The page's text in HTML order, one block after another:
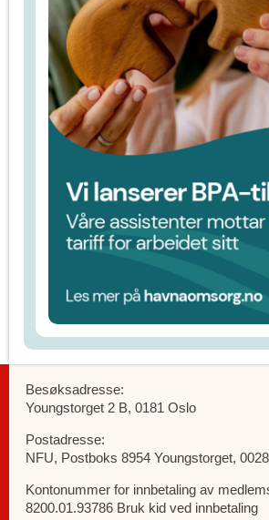
Besøksadresse:
Youngstorget 2 B, 0181 Oslo
Postadresse:
NFU, Postboks 8954 Youngstorget,
Kontonummer for innbetaling av
8200.01.93786 Bruk kid ved innbetaling